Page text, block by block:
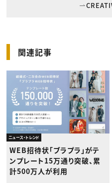
関連記事
ニュース・トレンド
WEB招待状「ブラプラ」がテ
ンプレート15万通り突破、累
計500万人が利用